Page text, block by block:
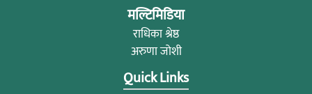
मल्टिमिडिया
राधिका श्रेष्ठ
अरुणा जोशी
Quick Links